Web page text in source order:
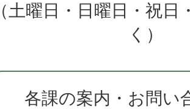
（土曜日・日曜日・祝日
く）
各課の案内・お問い